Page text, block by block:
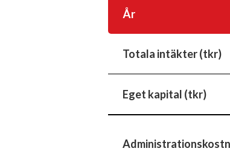
År
Totala intäkter (tkr)
Eget kapital (tkr)